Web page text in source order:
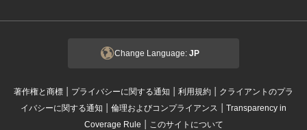
Change Language: JP
著作権と商標 | プライバシーに関する通知 | 利用規約 | クライアントのプラ
イバシーに関する通知 | 倫理およびコンプライアンス | Transparency in
Coverage Rule | このサイトについて